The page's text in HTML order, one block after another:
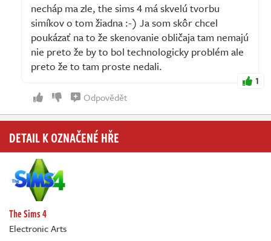
necháp ma zle, the sims 4 má skvelú tvorbu
simíkov o tom žiadna :-) Ja som skôr chcel
poukázať na to že skenovanie obličaja tam nemajú
nie preto že by to bol technologicky problém ale
preto že to tam proste nedali.
1
Odpovědět
DETAIL K OZNAČENÉ HŘE
The Sims 4
Electronic Arts